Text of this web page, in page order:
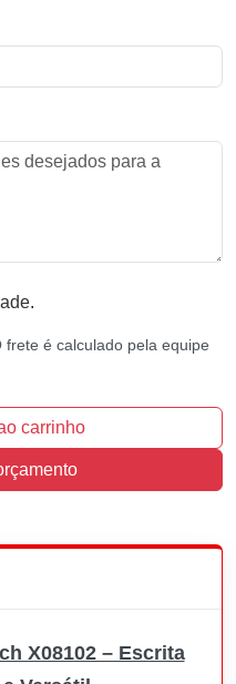
.
é calculado pela equipe
carrinho
X08102 – Escrita